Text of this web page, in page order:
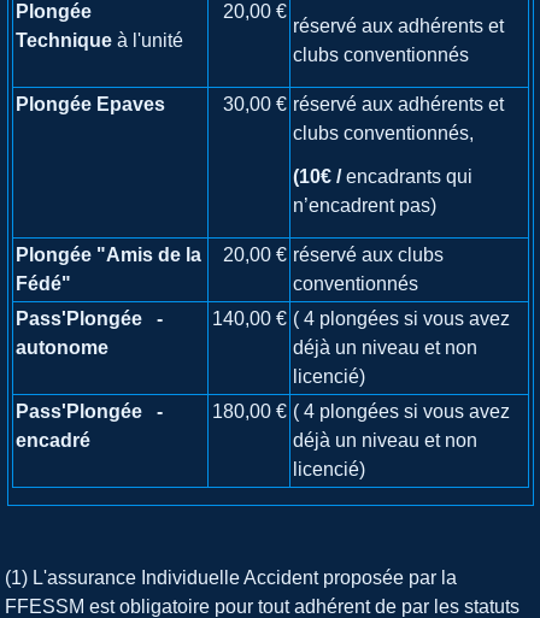
Plongée
Techniqueà l'unité
20,00 €
réservé aux adhérents et
clubs conventionnés
Plongée Epaves 30,00 € réservé aux adhérents et
clubs conventionnés,
(10€ /encadrants qui
n’encadrent pas)
Plongée "Amis de la
Fédé"
20,00 € réservé aux clubs
conventionnés
Pass'Plongée -
autonome
140,00 € ( 4 plongées si vous avez
déjà un niveau et non
licencié)
Pass'Plongée -
encadré
180,00 € ( 4 plongées si vous avez
déjà un niveau et non
licencié)
(1) L'assurance Individuelle Accident proposée par la
FFESSM est obligatoire pour tout adhérent de par les statuts